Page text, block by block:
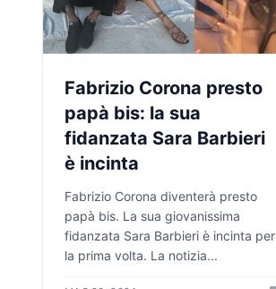
Fabrizio Corona presto
papà bis: la sua
fidanzata Sara Barbieri
è incinta
Fabrizio Corona diventerà presto
papà bis. La sua giovanissima
fidanzata Sara Barbieri è incinta per
la prima volta. La notizia...